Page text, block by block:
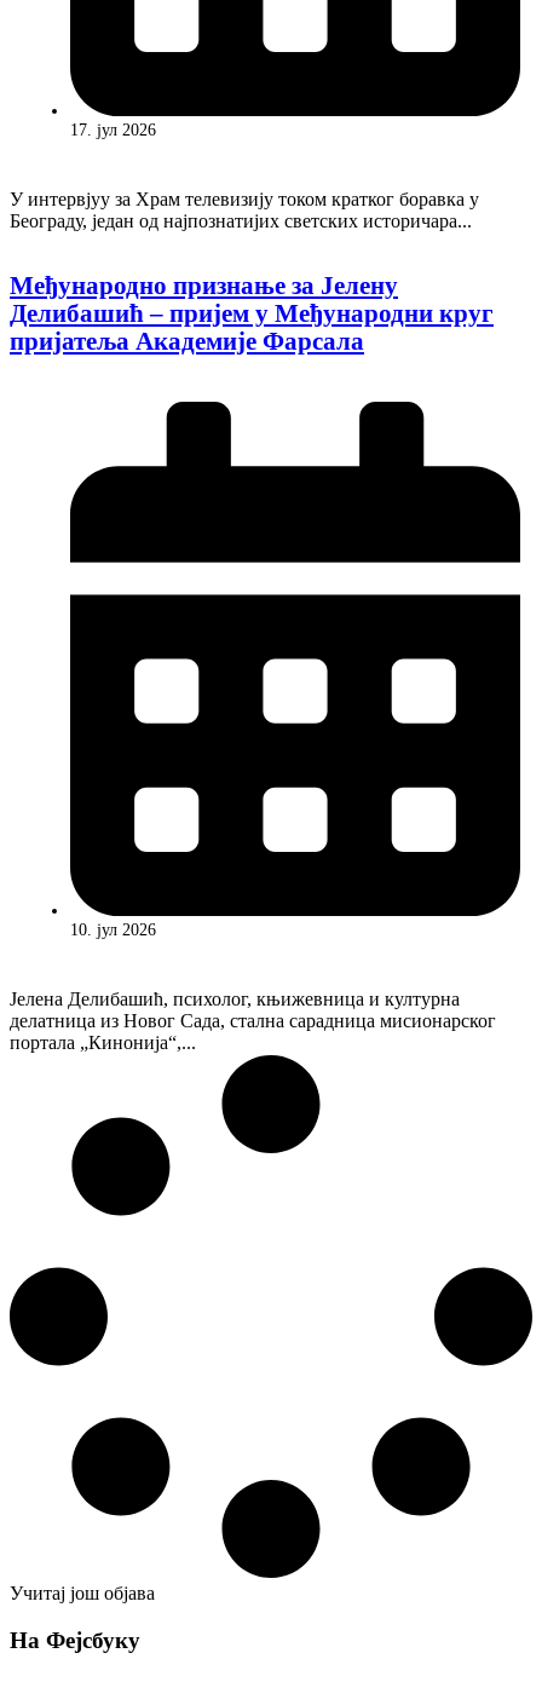
17. јул 2026
У интервјуу за Храм телевизију током кратког боравка у
Београду, један од најпознатијих светских историчара...
Међународно признање за Јелену
Делибашић – пријем у Међународни круг
пријатеља Академије Фарсала
10. јул 2026
Јелена Делибашић, психолог, књижевница и културна
делатница из Новог Сада, стална сарадница мисионарског
портала „Кинонија“,...
Учитај још објава
На Фејсбуку